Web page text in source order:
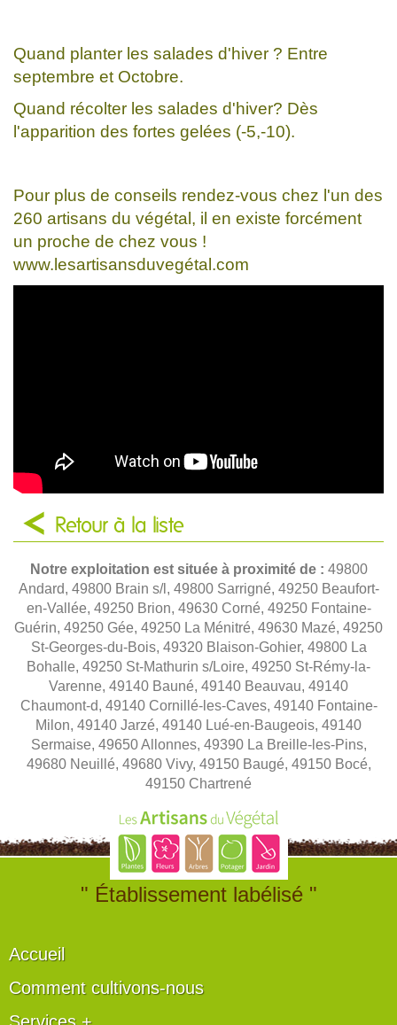
Quand planter les salades d'hiver ? Entre
septembre et Octobre.
Quand récolter les salades d'hiver? Dès
l'apparition des fortes gelées (-5,-10).
Pour plus de conseils rendez-vous chez l'un des
260 artisans du végétal, il en existe forcément
un proche de chez vous !
www.lesartisansduvegétal.com
Retour à la liste
Notre exploitation est située à proximité de : 49800
Andard, 49800 Brain s/l, 49800 Sarrigné, 49250 Beaufort-
en-Vallée, 49250 Brion, 49630 Corné, 49250 Fontaine-
Guérin, 49250 Gée, 49250 La Ménitré, 49630 Mazé, 49250
St-Georges-du-Bois, 49320 Blaison-Gohier, 49800 La
Bohalle, 49250 St-Mathurin s/Loire, 49250 St-Rémy-la-
Varenne, 49140 Bauné, 49140 Beauvau, 49140
Chaumont-d, 49140 Cornillé-les-Caves, 49140 Fontaine-
Milon, 49140 Jarzé, 49140 Lué-en-Baugeois, 49140
Sermaise, 49650 Allonnes, 49390 La Breille-les-Pins,
49680 Neuillé, 49680 Vivy, 49150 Baugé, 49150 Bocé,
49150 Chartrené
" Établissement labélisé "
Accueil
Comment cultivons-nous